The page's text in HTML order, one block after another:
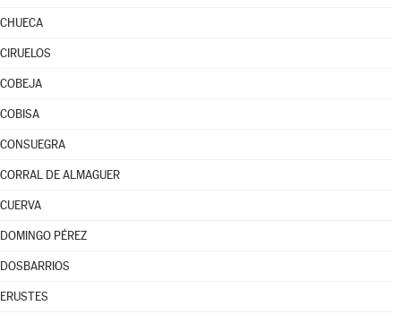
CHUECA
CIRUELOS
COBEJA
COBISA
CONSUEGRA
CORRAL DE ALMAGUER
CUERVA
DOMINGO PÉREZ
DOSBARRIOS
ERUSTES